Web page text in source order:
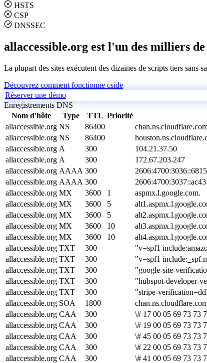
HSTS
CSP
DNSSEC
allaccessible.org est l'un des milliers
La plupart des sites exécutent des dizaines de scripts tiers
Découvrez comment fonctionne cside
Réserver une démo
Enregistrements DNS
Nom d'hôte
Type TTL Priorité
allaccessible.org NS 86400
allaccessible.org NS 86400
allaccessible.org A 300
104.21.37.50
allaccessible.org A 300
172.67.203.247
allaccessible.org AAAA 300
allaccessible.org AAAA 300
allaccessible.org MX 3600 1
aspmx.l.google.com.
allaccessible.org MX 3600 5
allaccessible.org MX 3600 5
allaccessible.org MX 3600 10
allaccessible.org MX 3600 10
allaccessible.org TXT 300
"v=spf1
allaccessible.org TXT 300
"v=spf1
allaccessible.org TXT 300
"google-site-
allaccessible.org TXT 300
"hubspot-
allaccessible.org TXT 300
"stripe-
allaccessible.org SOA 1800
allaccessible.org CAA 300
\# 17 00 05 69 73 73
allaccessible.org CAA 300
\# 19 00 05 69 73 73
allaccessible.org CAA 300
\# 45 00 05 69 73 73
allaccessible.org CAA 300
\# 22 00 05 69 73 73
allaccessible.org CAA 300
\# 41 00 05 69 73 73